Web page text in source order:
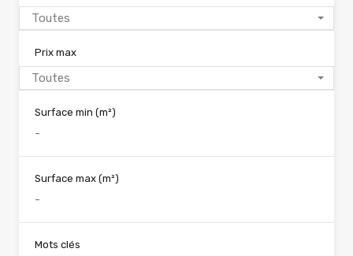
Toutes
Prix max
Toutes
Surface min (m²)
Surface max (m²)
Mots clés